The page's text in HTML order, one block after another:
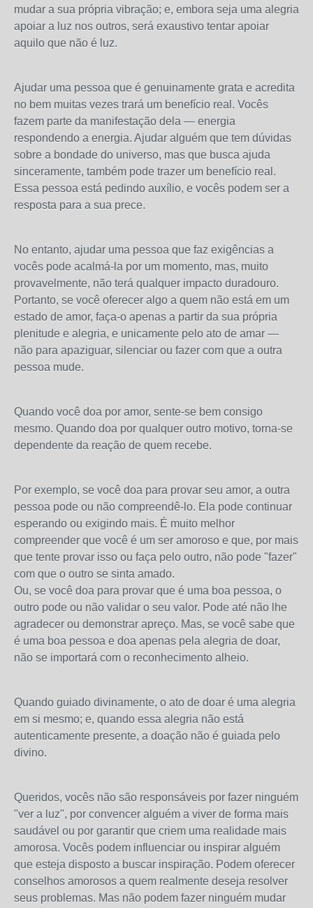
mudar a sua própria vibração; e, embora seja uma alegria
apoiar a luz nos outros, será exaustivo tentar apoiar
aquilo que não é luz.
Ajudar uma pessoa que é genuinamente grata e acredita
no bem muitas vezes trará um benefício real. Vocês
fazem parte da manifestação dela — energia
respondendo a energia. Ajudar alguém que tem dúvidas
sobre a bondade do universo, mas que busca ajuda
sinceramente, também pode trazer um benefício real.
Essa pessoa está pedindo auxílio, e vocês podem ser a
resposta para a sua prece.
No entanto, ajudar uma pessoa que faz exigências a
vocês pode acalmá-la por um momento, mas, muito
provavelmente, não terá qualquer impacto duradouro.
Portanto, se você oferecer algo a quem não está em um
estado de amor, faça-o apenas a partir da sua própria
plenitude e alegria, e unicamente pelo ato de amar —
não para apaziguar, silenciar ou fazer com que a outra
pessoa mude.
Quando você doa por amor, sente-se bem consigo
mesmo. Quando doa por qualquer outro motivo, torna-se
dependente da reação de quem recebe.
Por exemplo, se você doa para provar seu amor, a outra
pessoa pode ou não compreendê-lo. Ela pode continuar
esperando ou exigindo mais. É muito melhor
compreender que você é um ser amoroso e que, por mais
que tente provar isso ou faça pelo outro, não pode "fazer"
com que o outro se sinta amado.
Ou, se você doa para provar que é uma boa pessoa, o
outro pode ou não validar o seu valor. Pode até não lhe
agradecer ou demonstrar apreço. Mas, se você sabe que
é uma boa pessoa e doa apenas pela alegria de doar,
não se importará com o reconhecimento alheio.
Quando guiado divinamente, o ato de doar é uma alegria
em si mesmo; e, quando essa alegria não está
autenticamente presente, a doação não é guiada pelo
divino.
Queridos, vocês não são responsáveis ​​por fazer ninguém
"ver a luz", por convencer alguém a viver de forma mais
saudável ou por garantir que criem uma realidade mais
amorosa. Vocês podem influenciar ou inspirar alguém
que esteja disposto a buscar inspiração. Podem oferecer
conselhos amorosos a quem realmente deseja resolver
seus problemas. Mas não podem fazer ninguém mudar